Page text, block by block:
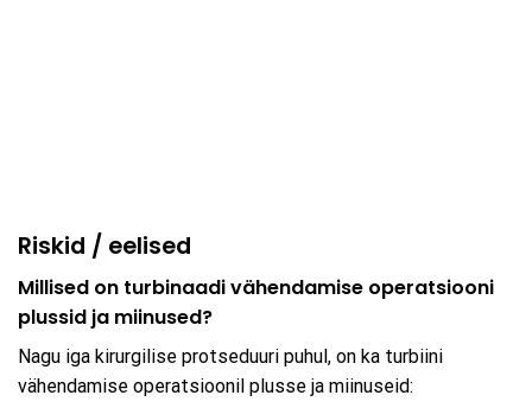
Riskid / eelised
Millised on turbinaadi vähendamise operatsiooni
plussid ja miinused?
Nagu iga kirurgilise protseduuri puhul, on ka turbiini
vähendamise operatsioonil plusse ja miinuseid: